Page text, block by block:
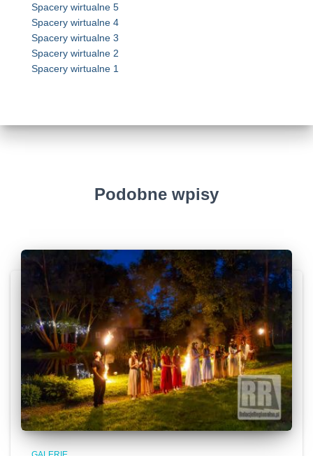
Spacery wirtualne 5
Spacery wirtualne 4
Spacery wirtualne 3
Spacery wirtualne 2
Spacery wirtualne 1
Podobne wpisy